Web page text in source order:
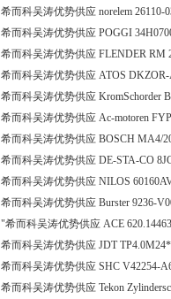
希而科吴涛优势供应 norelem 26110-
希而科吴涛优势供应 POGGI
希而科吴涛优势供应 FLENDER RM
希而科吴涛优势供应 ATOS
希而科吴涛优势供应 KromSchorder
希而科吴涛优势供应 Ac-motoren
希而科吴涛优势供应 BOSCH MA4/
希而科吴涛优势供应 DE-STA-CO
希而科吴涛优势供应 NILOS
希而科吴涛优势供应 Burster 9236-
"希而科吴涛优势供应 ACE
希而科吴涛优势供应 JDT
希而科吴涛优势供应 SHC V42254-
希而科吴涛优势供应 Tekon